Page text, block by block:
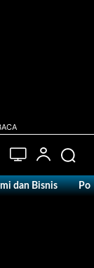
dan Bisnis